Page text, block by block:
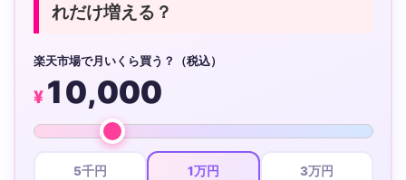
れだけ増える？
楽天市場で月いくら買う？（税込）
¥10,000
5千円 1万円 3万円